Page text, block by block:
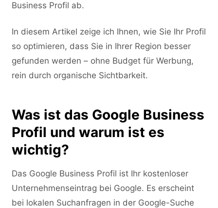
Business Profil ab.
In diesem Artikel zeige ich Ihnen, wie Sie Ihr Profil
so optimieren, dass Sie in Ihrer Region besser
gefunden werden – ohne Budget für Werbung,
rein durch organische Sichtbarkeit.
Was ist das Google Business
Profil und warum ist es
wichtig?
Das Google Business Profil ist Ihr kostenloser
Unternehmenseintrag bei Google. Es erscheint
bei lokalen Suchanfragen in der Google-Suche